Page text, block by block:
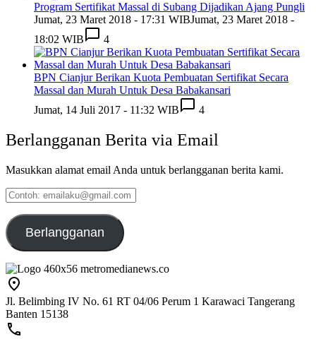
Program Sertifikat Massal di Subang Dijadikan Ajang Pungli
Jumat, 23 Maret 2018 - 17:31 WIBJumat, 23 Maret 2018 -
18:02 WIB
4
BPN Cianjur Berikan Kuota Pembuatan Sertifikat Secara
Massal dan Murah Untuk Desa Babakansari
Jumat, 14 Juli 2017 - 11:32 WIB
4
Berlangganan Berita via Email
Masukkan alamat email Anda untuk berlangganan berita kami.
Contoh:
emailaku@gmail.com
Berlangganan
Jl. Belimbing IV No. 61 RT 04/06 Perum 1 Karawaci Tangerang
Banten 15138